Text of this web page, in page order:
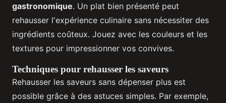
gastronomique. Un plat bien présenté peut
rehausser l'expérience culinaire sans nécessiter des
ingrédients coûteux. Jouez avec les couleurs et les
textures pour impressionner vos convives.
Techniques pour rehausser les saveurs
Rehausser les saveurs sans dépenser plus est
possible grâce à des astuces simples. Par exemple,